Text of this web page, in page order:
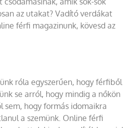
az utakat? Vadító verdákat
férfi magazinunk, kövesd az
róla egyszerűen, hogy férfiből
se arról, hogy mindig a nőkön
sem, hogy formás idomaikra
a szemünk. Online férfi